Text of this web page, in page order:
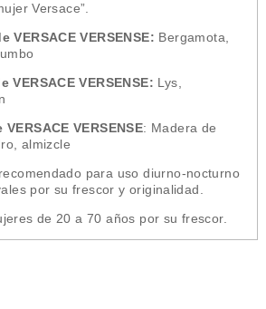
Versace”.
VERSACE VERSENSE: Bergamota,
VERSACE VERSENSE: Lys,
VERSACE VERSENSE: Madera de
almizcle
para uso diurno-nocturno
por su frescor y originalidad.
de 20 a 70 años por su frescor.